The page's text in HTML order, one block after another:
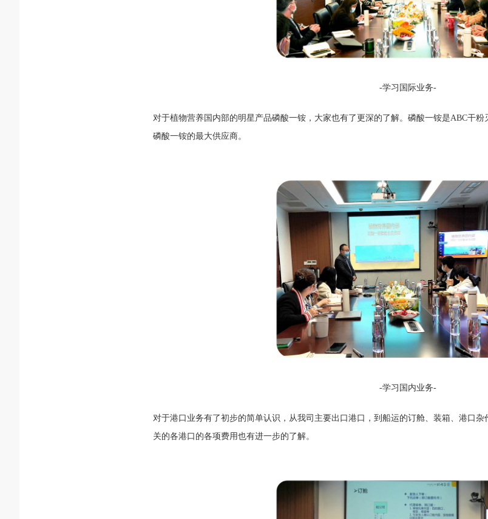
-学习 国际业务-
对于植物营养国内部的明星产品磷酸一铵，大家也有了更深的了解。磷酸一铵是ABC干
磷酸一铵的最大供应商。
-学习 国内业务-
对于港口业务有了初步的简单认识，从我司主要出口港口，到船运的订舱、装箱、港口
关的各港口的各项费用也有进一步的了解。